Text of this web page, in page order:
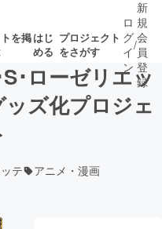
を掲はじ
める
プロジェクト
をさがす
募集終了が近いプ
ロ
グ
イ
ン
/
新
規
会
員
登
録
･ローゼリエッ
ズ化プロジェ
テ アニメ・漫画